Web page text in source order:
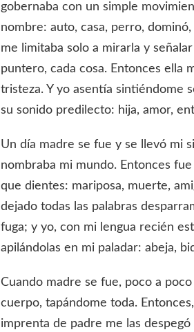
gobernaba con un simple
nombre: auto, casa, perro,
me limitaba solo a mirarla y
puntero, cada cosa. Entonces ella
tristeza. Y yo asentía sintiéndome
su sonido predilecto: hija, amor,
Un día madre se fue y se llevó mi
nombraba mi mundo. Entonces
que dientes: mariposa, muerte,
dejado todas las palabras
fuga; y yo, con mi lengua recién
apilándolas en mi paladar: abeja,
Cuando madre se fue, poco a
cuerpo, tapándome toda.
imprenta de padre me las